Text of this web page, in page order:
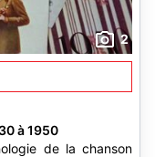
2
à 1950
de la chanson